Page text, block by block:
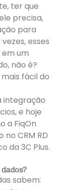
ter que
precisa,
para
esses
um
não é?
fácil do
integração
, e hoje
a FiqOn
noCRM RD
da 3C Plus.
sabem: